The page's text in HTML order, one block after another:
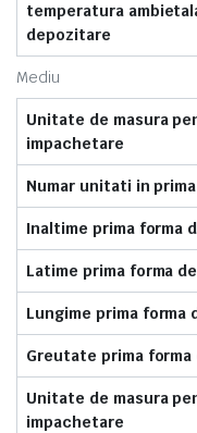
Mediu
temperatura
depozitare
Unitate de masura
impachetare
Numar unitati in
Inaltime prima forma
Latime prima forma
Lungime prima forma
Greutate prima
Unitate de masura
impachetare